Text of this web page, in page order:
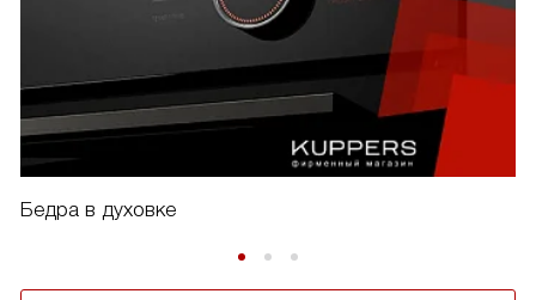
Бедра в духовке